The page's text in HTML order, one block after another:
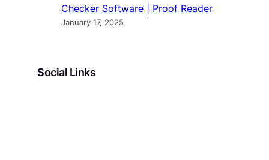
Checker Software | Proof Reader
January 17, 2025
Social Links